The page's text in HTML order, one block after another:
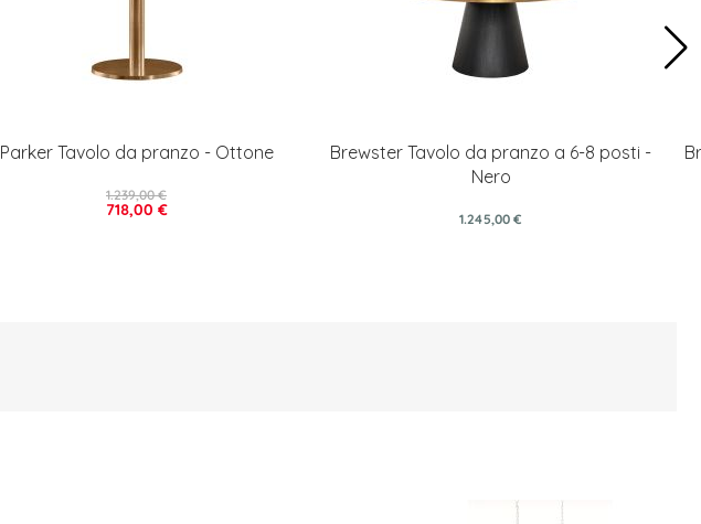
Parker Tavolo da pranzo - Ottone
718,00 €
1.239,00 €
Brewster Tavolo da pranzo a 6-8 posti -
Nero
1.245,00 €